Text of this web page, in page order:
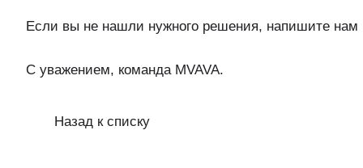
Если вы не нашли нужного решения, напишите
С уважением, команда MVAVA.
Назад к списку